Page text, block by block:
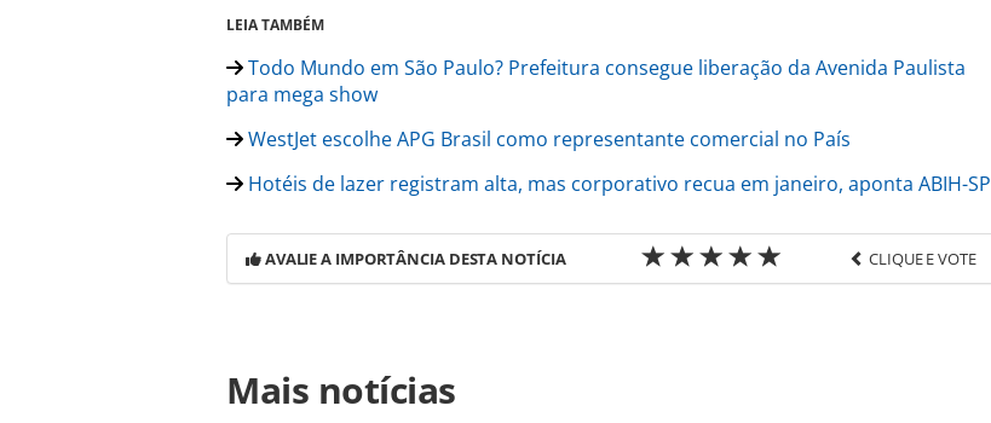
LEIA TAMBÉM
Todo Mundo em São Paulo? Prefeitura consegue liberação da Avenida Paulista
para mega show
WestJet escolhe APG Brasil como representante comercial no País
Hotéis de lazer registram alta, mas corporativo recua em janeiro, aponta ABIH-SP
AVALIE A IMPORTÂNCIA DESTA NOTÍCIA CLIQUE E VOTE
https://www.panrotas.com.br/destinos/pesquisas-e-estatisticas/2026/02/sao-paulo-
recebe-mais-de-230-mil-turistas-internacionais-em-janeiro_226034.html ou as
Mais notícias